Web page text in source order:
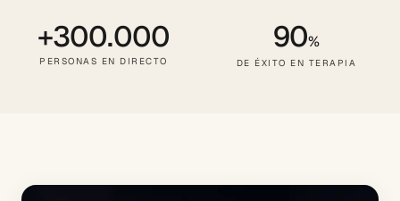
+300.000
PERSONAS EN DIRECTO
90%
DE ÉXITO EN TERAPIA